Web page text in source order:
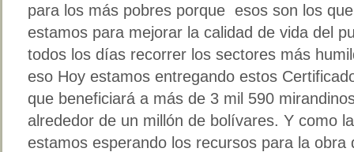
para los más pobres porque esos son los
estamos para mejorar la calidad de vida del
todos los días recorrer los sectores más
eso Hoy estamos entregando estos
que beneficiará a más de 3 mil 590
alrededor de un millón de bolívares. Y como
estamos esperando los recursos para la obra